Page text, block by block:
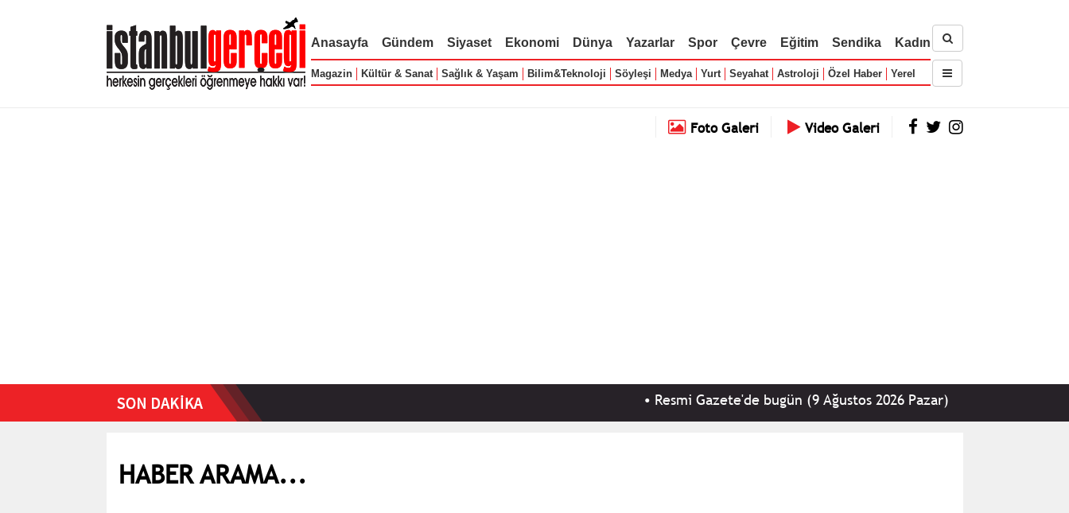
Anasayfa Gündem Siyaset Ekonomi Dünya Yazarlar Spor Çevre Eğitim Sendika Kadın
Magazin Kültür & Sanat Sağlık & Yaşam Bilim&Teknoloji Söyleşi Medya Yurt Seyahat Astroloji Özel Haber Yerel
Foto Galeri Video Galeri
Resmi Gazete'de bugün (9 Ağustos 2026 Pazar) •
HABER ARAMA...